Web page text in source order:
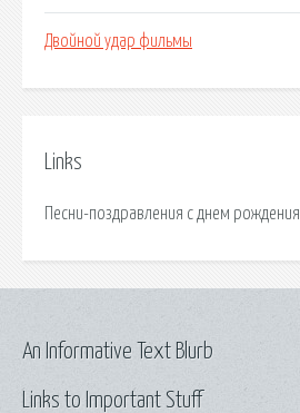
Двойной удар фильмы
Links
Песни-поздравления с днем рождения.
Links to Important Stuff
An Informative Text Blurb